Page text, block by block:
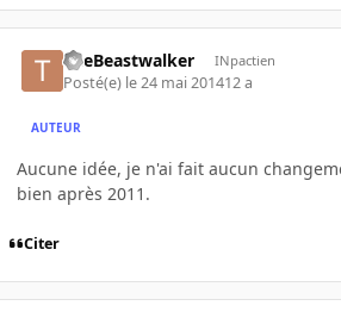
TheBeastwalker INpactien
Posté(e) le 24 mai 201412 a
AUTEUR
Aucune idée, je n'ai fait aucun
bien après 2011.
Citer